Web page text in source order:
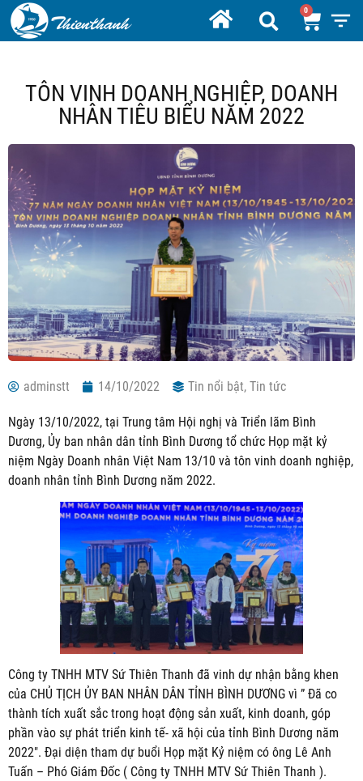
TÔN VINH DOANH NGHIỆP, DOANH
NHÂN TIÊU BIỂU NĂM 2022
adminstt 14/10/2022 Tin nổi bật, Tin tức
Ngày 13/10/2022, tại Trung tâm Hội nghị và Triển lãm Bình
Dương, Ủy ban nhân dân tỉnh Bình Dương tổ chức Họp mặt kỷ
niệm Ngày Doanh nhân Việt Nam 13/10 và tôn vinh doanh nghiệp,
doanh nhân tỉnh Bình Dương năm 2022.
Công ty TNHH MTV Sứ Thiên Thanh đã vinh dự nhận bằng khen
của CHỦ TỊCH ỦY BAN NHÂN DÂN TỈNH BÌNH DƯƠNG vì ” Đã co
thành tích xuất sắc trong hoạt động sản xuất, kinh doanh, góp
phần vào sự phát triển kinh tế- xã hội của tỉnh Bình Dương năm
2022″. Đại diện tham dự buổi Họp mặt Kỷ niệm có ông Lê Anh
Tuấn – Phó Giám Đốc ( Công ty TNHH MTV Sứ Thiên Thanh ).